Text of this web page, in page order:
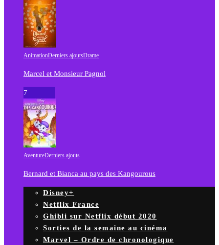
AnimationDerniers ajoutsDrame
Marcel et Monsieur Pagnol
7
AventureDerniers ajouts
Bernard et Bianca au pays des Kangourous
Disney+
Netflix France
Ghibli sur Netflix début 2020
Sorties de la semaine au cinéma
Marvel – Ordre de chronologique